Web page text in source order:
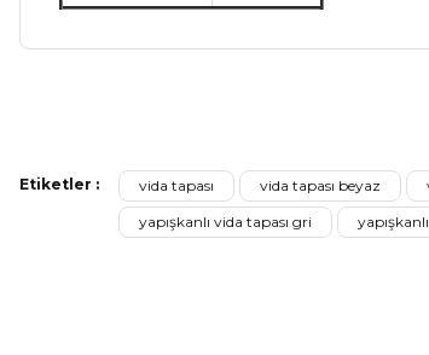
Ürün resmi kalitesiz, bozuk veya
Ürün açıklamasında eksik bilgiler bulunuyor.
Etiketler : vida tapası vida tapası beyaz
yapışkanlı vida tapası gri